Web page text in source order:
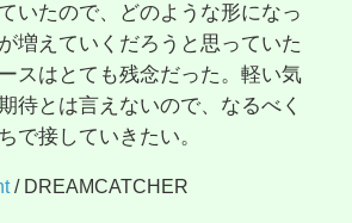
いたので、どのような形になっ
増えていくだろうと思っていた
スはとても残念だった。軽い気
待とは言えないので、なるべく
で接していきたい。
/ DREAMCATCHER